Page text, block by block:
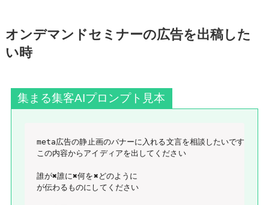
オンデマンドセミナーの広告を出稿した
い時
集まる集客AIプロンプト見本
meta広告の静止画のバナーに入れる文言を相談したいです
この内容からアイディアを出してください
誰が✖️誰に✖️何を✖️どのように
が伝わるものにしてください